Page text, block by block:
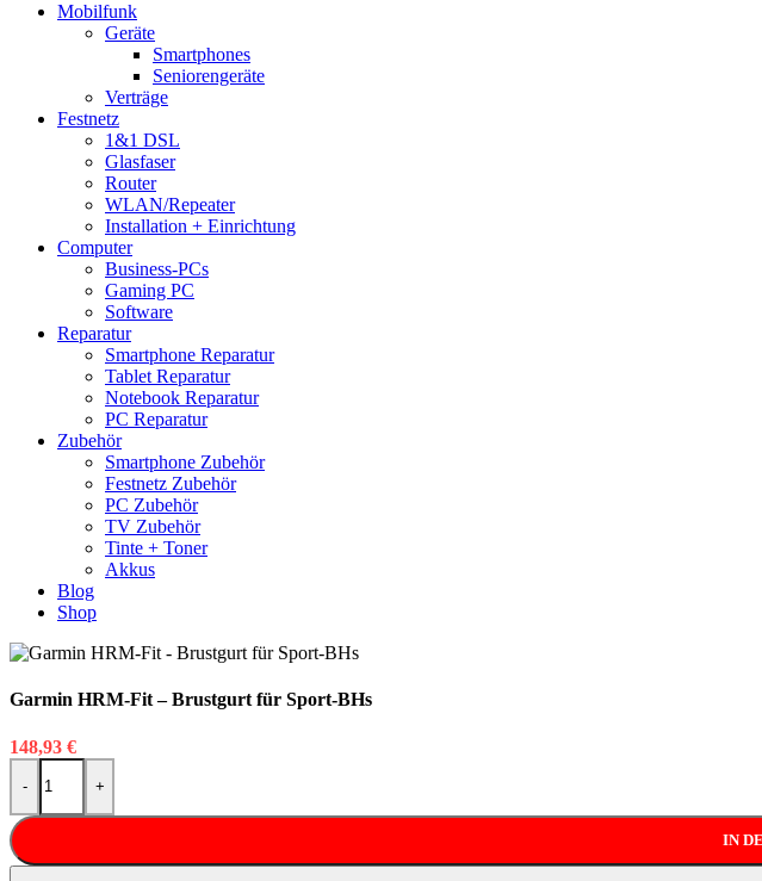
Mobilfunk
Geräte
Smartphones
Seniorengeräte
Verträge
Festnetz
1&1 DSL
Glasfaser
Router
WLAN/Repeater
Installation + Einrichtung
Computer
Business-PCs
Gaming PC
Software
Reparatur
Smartphone Reparatur
Tablet Reparatur
Notebook Reparatur
PC Reparatur
Zubehör
Smartphone Zubehör
Festnetz Zubehör
PC Zubehör
TV Zubehör
Tinte + Toner
Akkus
Blog
Shop
Garmin HRM-Fit – Brustgurt für Sport-BHs
148,93 €
-
Garmin HRM-Fit - Brustgurt für Sport-BHs Menge
+
IN